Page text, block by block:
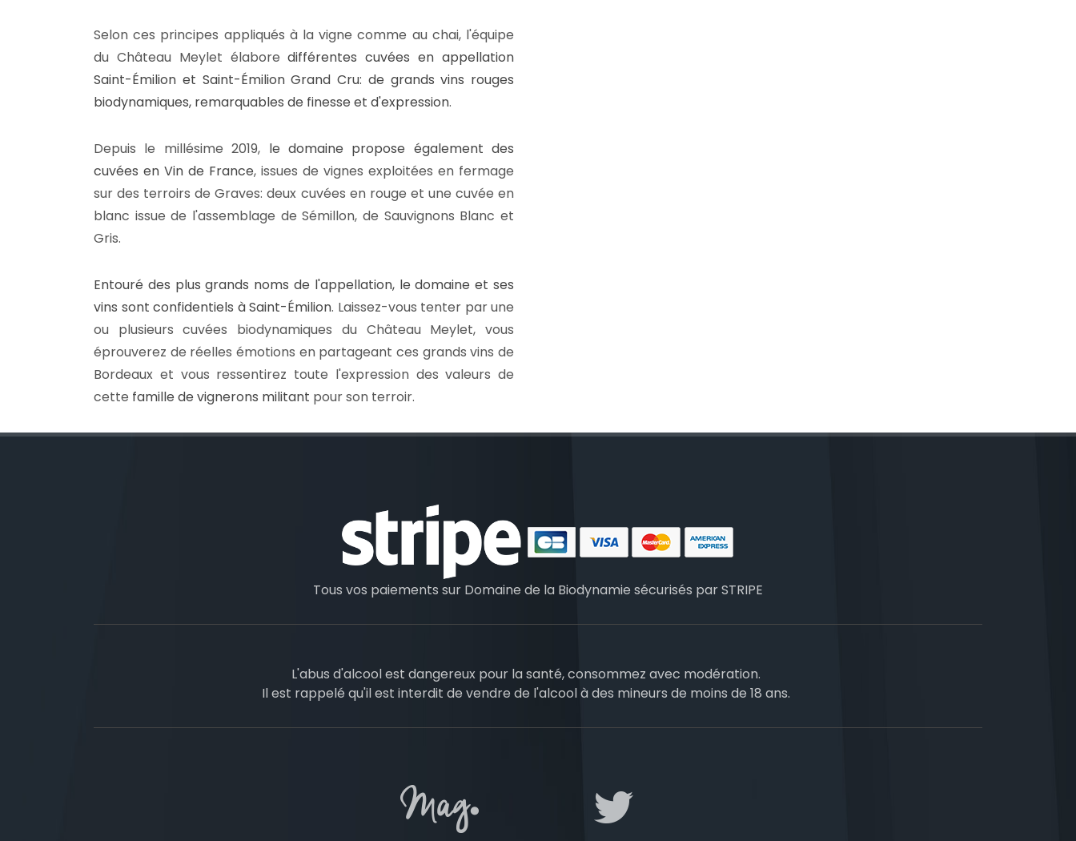
Selon ces principes appliqués à la vigne comme au chai, l'équipe
du Château Meylet élaboredifférentes cuvées en appellation
Saint-Émilion et Saint-Émilion Grand Cru: de grands vins rouges
biodynamiques, remarquables de finesse et d'expression.
Depuis le millésime 2019, le domaine propose également des
cuvées en Vin de France, issues de vignes exploitées en fermage
sur des terroirs de Graves: deux cuvées en rouge et une cuvée en
blanc issue de l'assemblage de Sémillon, de Sauvignons Blanc et
Gris.
Entouré des plus grands noms de l'appellation, le domaine et ses
vins sont confidentiels à Saint-Émilion. Laissez-vous tenter par une
ou plusieurs cuvées biodynamiques du Château Meylet, vous
éprouverez de réelles émotions en partageant ces grands vins de
Bordeaux et vous ressentirez toute l'expression des valeurs de
cette famille de vignerons militant pour son terroir.
Tous vos paiements sur Domaine de la Biodynamie sécurisés parSTRIPE
L'abus d'alcool est dangereux pour la santé, consommez avec modération.
Il est rappelé qu'il est interdit de vendre de l'alcool à des mineurs de moins de 18 ans.